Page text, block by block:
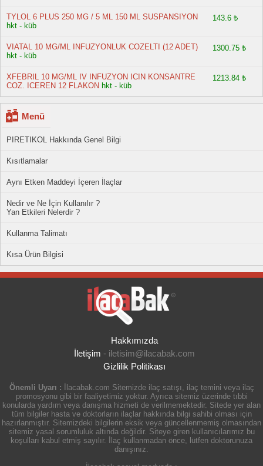
TYLOL 6 PLUS 250 MG / 5 ML 150 ML SUSPANSIYON
hkt - küb
143.6 ₺
VIATAL 10 MG/ML INFUZYONLUK COZELTI (12 ADET)
hkt - küb
1300.75 ₺
XFEBRIL 10 MG/ML IV INFUZYON ICIN KONSANTRE
COZ. ICEREN 12 FLAKON hkt - küb
1213.84 ₺
Menü
PIRETIKOL Hakkında Genel Bilgi
Kısıtlamalar
Aynı Etken Maddeyi İçeren İlaçlar
Nedir ve Ne İçin Kullanılır ?
Yan Etkileri Nelerdir ?
Kullanma Talimatı
Kısa Ürün Bilgisi
Hakkımızda
İletişim - iletisim@ilacabak.com
Gizlilik Politikası
Önemli Uyarı : İlacabak.com Sitemizde ilaç satışı, ilaç temini veya ilaç
promosyonu gibi bir faaliyetimiz yoktur. Ayrıca sitemiz üzerinde tıbbi
konularda yardım veya danışma hizmeti de verilmemektedir. Sitede yer alan
tüm bilgiler hasta ve doktorların ilaçlar hakkında bilgi sahibi olması için
hazırlanmıştır. Sitemizdeki bilgilerin eksik veya güncellenmemiş olmasından
sitemiz yasal sorumluluk altında değildir. Siteye giren kullanıcılarımız bu
koşulları kabul etmiş sayılır. İlaç kullanmadan önce, lütfen doktorunuza
danışınız.